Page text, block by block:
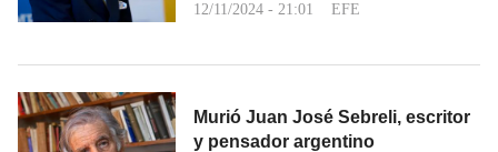
12/11/2024 - 21:01 EFE
Murió Juan José Sebreli, escritor
y pensador argentino